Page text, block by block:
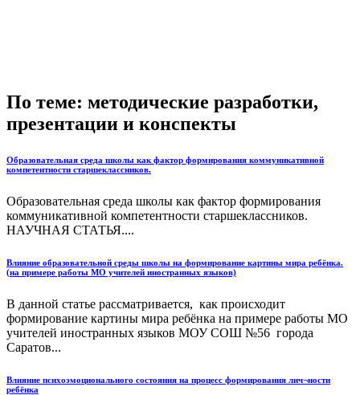
По теме: методические разработки,
презентации и конспекты
Образовательная среда школы как фактор формирования коммуникативной
компетентности старшеклассников.
Образовательная среда школы как фактор формирования
коммуникативной компетентности старшеклассников.
НАУЧНАЯ СТАТЬЯ....
Влияние образовательной среды школы на формирование картины мира ребёнка.
(на примере работы МО учителей иностранных языков)
В данной статье рассматривается, как происходит
формирование картины мира ребёнка на примере работы МО
учителей иностранных языков МОУ СОШ №56 города
Саратов...
Влияние психоэмоционального состояния на процесс формирования лич¬ности
ребёнка